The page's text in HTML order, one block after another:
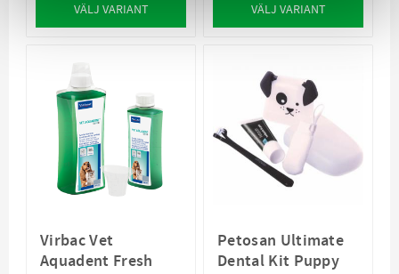
VÄLJ VARIANT VÄLJ VARIANT
Virbac Vet
Aquadent Fresh
Petosan Ultimate
Dental Kit Puppy